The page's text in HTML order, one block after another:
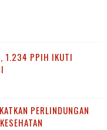
1.234 PPIH IKUTI
PERLINDUNGAN